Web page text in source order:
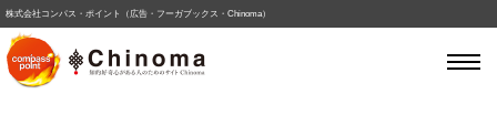
株式会社コンパス・ポイント（広告・フーガブックス・Chinoma）